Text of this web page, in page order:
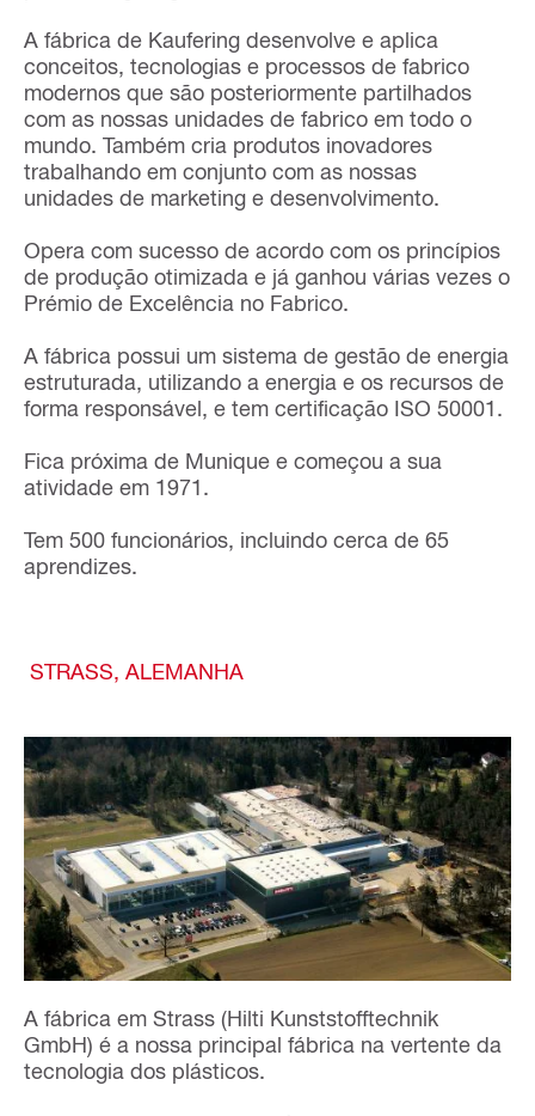
A fábrica de Kaufering desenvolve e aplica
conceitos, tecnologias e processos de fabrico
modernos que são posteriormente partilhados
com as nossas unidades de fabrico em todo o
mundo. Também cria produtos inovadores
trabalhando em conjunto com as nossas
unidades de marketing e desenvolvimento.
Opera com sucesso de acordo com os princípios
de produção otimizada e já ganhou várias vezes o
Prémio de Excelência no Fabrico.
A fábrica possui um sistema de gestão de energia
estruturada, utilizando a energia e os recursos de
forma responsável, e tem certificação ISO 50001.
Fica próxima de Munique e começou a sua
atividade em 1971.
Tem 500 funcionários, incluindo cerca de 65
aprendizes.
STRASS, ALEMANHA
A fábrica em Strass (Hilti Kunststofftechnik
GmbH) é a nossa principal fábrica na vertente da
tecnologia dos plásticos.